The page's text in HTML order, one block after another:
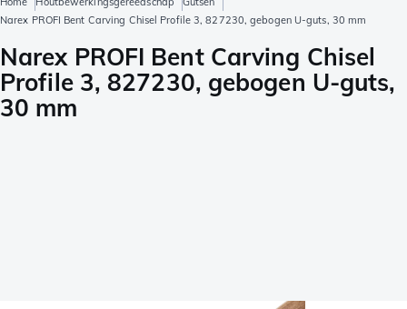
Narex PROFI Bent Carving Chisel Profile 3, 827230, gebogen U-guts, 30 mm
Narex PROFI Bent Carving Chisel
Profile 3, 827230, gebogen U-guts,
30 mm